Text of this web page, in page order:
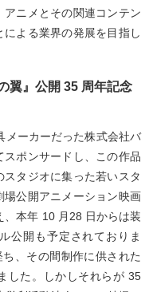
ニメとその関連コンテン
よる業界の発展を目指し
翼』公開 35 周年記念
メーカーだった株式会社バ
ポンサードし、この作品
タジオに集った若いスタ
場公開アニメーション映画
本年 10 月28 日からは装
公開も予定されておりま
、その間制作に供された
した。しかしそれらが 35